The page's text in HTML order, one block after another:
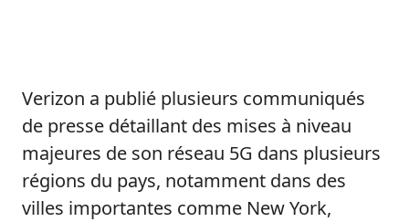
Verizon a publié plusieurs communiqués
de presse détaillant des mises à niveau
majeures de son réseau 5G dans plusieurs
régions du pays, notamment dans des
villes importantes comme New York,